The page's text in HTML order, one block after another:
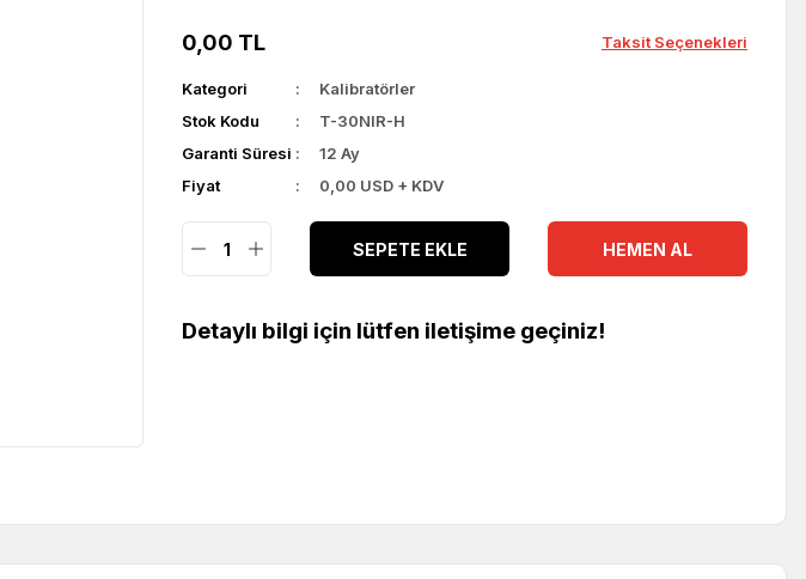
0,00 TL Taksit Seçenekleri
Kategori
Kalibratörler
Stok Kodu
T-30NIR-H
Garanti Süresi
12 Ay
Fiyat
0,00 USD + KDV
SEPETE EKLE HEMEN AL
Detaylı bilgi için lütfen iletişime geçiniz!